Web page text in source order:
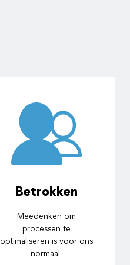
Betrokken
Meedenken om
processen te
optimaliseren is voor ons
normaal.